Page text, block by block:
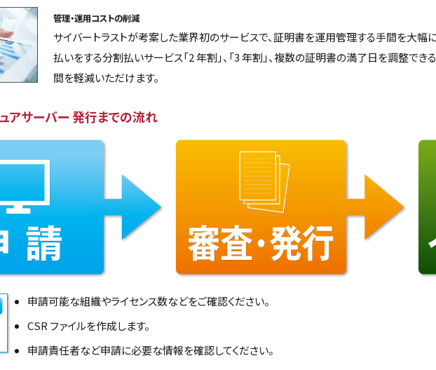
管理・運用コストの削減
サイバートラストが考案した業界初のサービスで、証明書を運用管理する手間を大幅
払いをする分割払いサービス「2 年割」、「3 年割」、複数の証明書の満了日を調整でき
間を軽減いただけます。
アサーバー 発行までの流れ
申請可能な組織やライセンス数などをご確認ください。
CSR ファイルを作成します。
申請責任者など申請に必要な情報を確認してください。